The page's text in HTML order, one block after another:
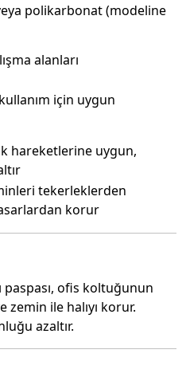
polikarbonat (modeline
alanları
için uygun
hareketlerine uygun,
tekerleklerden
korur
ofis koltuğunun
zemin ile halıyı korur.
azaltır.